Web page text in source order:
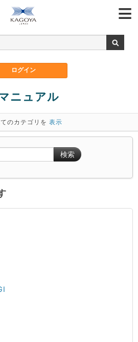
ニュアル
のカテゴリを 表示
検索